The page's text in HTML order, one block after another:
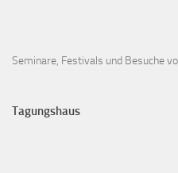
Seminare, Festivals und Besuche
Tagungshaus